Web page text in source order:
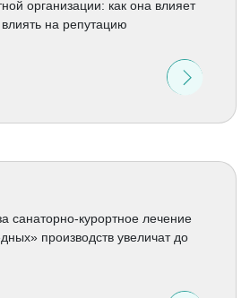
организации: как она влияет
на репутацию
санаторно-курортное лечение
производств увеличат до